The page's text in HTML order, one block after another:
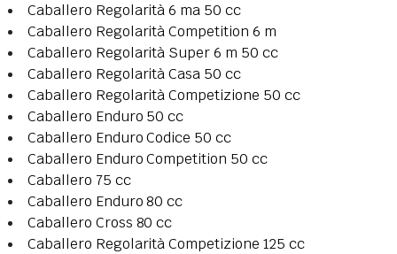
Caballero Regolarità 6 ma 50 cc
Caballero Regolarità Competition 6 m
Caballero Regolarità Super 6 m 50 cc
Caballero Regolarità Casa 50 cc
Caballero Regolarità Competizione 50 cc
Caballero Enduro 50 cc
Caballero Enduro Codice 50 cc
Caballero Enduro Competition 50 cc
Caballero 75 cc
Caballero Enduro 80 cc
Caballero Cross 80 cc
Caballero Regolarità Competizione 125 cc